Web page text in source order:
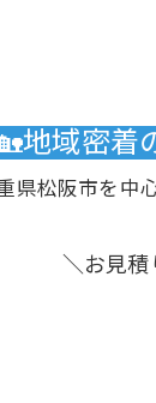
地域密着
県松阪市を中
＼お見